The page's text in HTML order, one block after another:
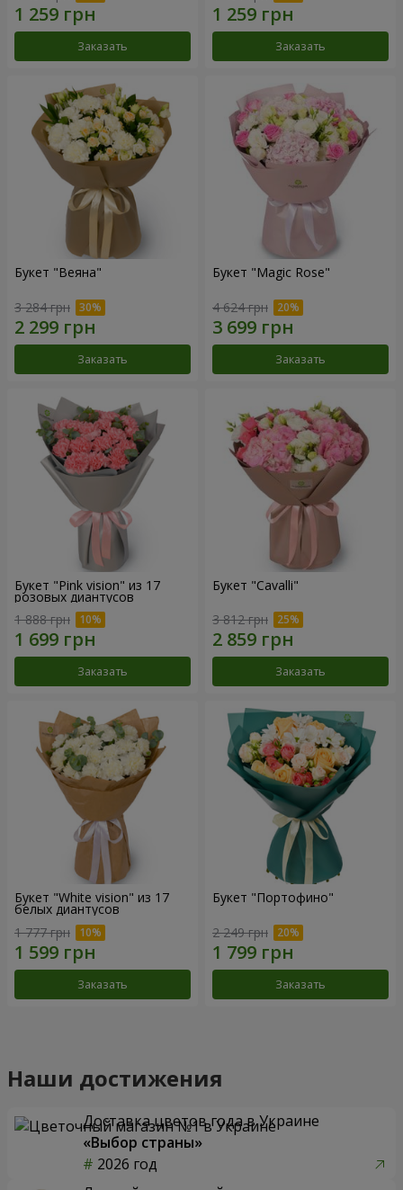
Заказать Заказать
Букет "Веяна"
3 284 грн
Заказать
Букет "Magic Rose"
4 624 грн
Заказать
Букет "Pink vision" из 17
розовых диантусов
1 888 грн
Заказать
Букет "Cаvalli"
3 812 грн
Заказать
Букет "White vision" из 17
белых диантусов
1 777 грн
Заказать
Букет "Портофино"
2 249 грн
Заказать
Наши достижения
Доставка цветов года в Украине
«Выбор страны»
2026 год